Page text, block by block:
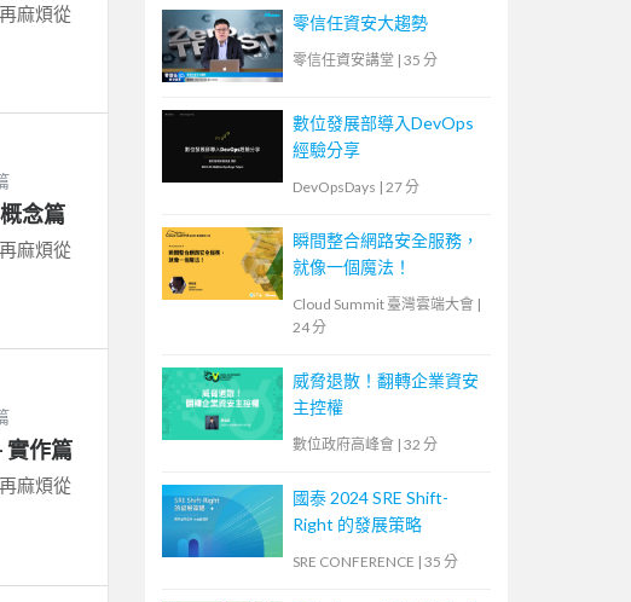
麻煩從
念篇
麻煩從
實作篇
麻煩從
零信任資安大趨勢
零信任資安講堂 | 35 分
數位發展部導入DevOps
經驗分享
DevOpsDays | 27 分
瞬間整合網路安全服務，
就像一個魔法！
Cloud Summit 臺灣雲端大會 |
24 分
威脅退散！翻轉企業資安
主控權
數位政府高峰會 | 32 分
國泰 2024 SRE Shift-
Right 的發展策略
SRE CONFERENCE | 35 分